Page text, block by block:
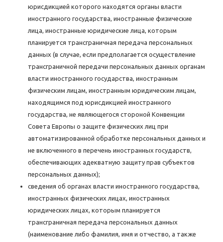
юрисдикцией которого находятся органы власти
иностранного государства, иностранные физические
лица, иностранные юридические лица, которым
планируется трансграничная передача персональных
данных (в случае, если предполагается осуществление
трансграничной передачи персональных данных органам
власти иностранного государства, иностранным
физическим лицам, иностранным юридическим лицам,
находящимся под юрисдикцией иностранного
государства, не являющегося стороной Конвенции
Совета Европы о защите физических лиц при
автоматизированной обработке персональных данных и
не включенного в перечень иностранных государств,
обеспечивающих адекватную защиту прав субъектов
персональных данных);
сведения об органах власти иностранного государства,
иностранных физических лицах, иностранных
юридических лицах, которым планируется
трансграничная передача персональных данных
(наименование либо фамилия, имя и отчество, а также